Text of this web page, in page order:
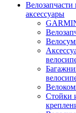
Велозапчасти
аксессуары
Стойки